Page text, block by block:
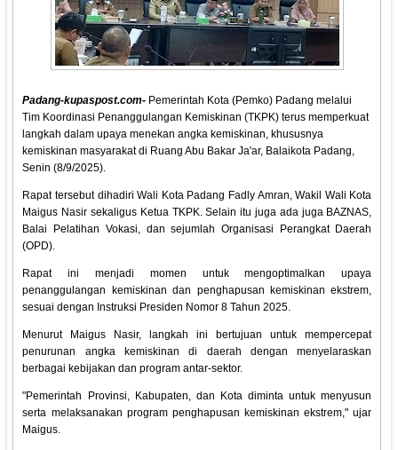
Padang-kupaspost.com- Pemerintah Kota (Pemko) Padang melalui
Tim Koordinasi Penanggulangan Kemiskinan (TKPK) terus memperkuat
langkah dalam upaya menekan angka kemiskinan, khususnya
kemiskinan masyarakat di Ruang Abu Bakar Ja'ar, Balaikota Padang,
Senin (8/9/2025).
Rapat tersebut dihadiri Wali Kota Padang Fadly Amran, Wakil Wali Kota
Maigus Nasir sekaligus Ketua TKPK. Selain itu juga ada juga BAZNAS,
Balai Pelatihan Vokasi, dan sejumlah Organisasi Perangkat Daerah
(OPD).
Rapat ini menjadi momen untuk mengoptimalkan upaya
penanggulangan kemiskinan dan penghapusan kemiskinan ekstrem,
sesuai dengan Instruksi Presiden Nomor 8 Tahun 2025.
Menurut Maigus Nasir, langkah ini bertujuan untuk mempercepat
penurunan angka kemiskinan di daerah dengan menyelaraskan
berbagai kebijakan dan program antar-sektor.
"Pemerintah Provinsi, Kabupaten, dan Kota diminta untuk menyusun
serta melaksanakan program penghapusan kemiskinan ekstrem," ujar
Maigus.